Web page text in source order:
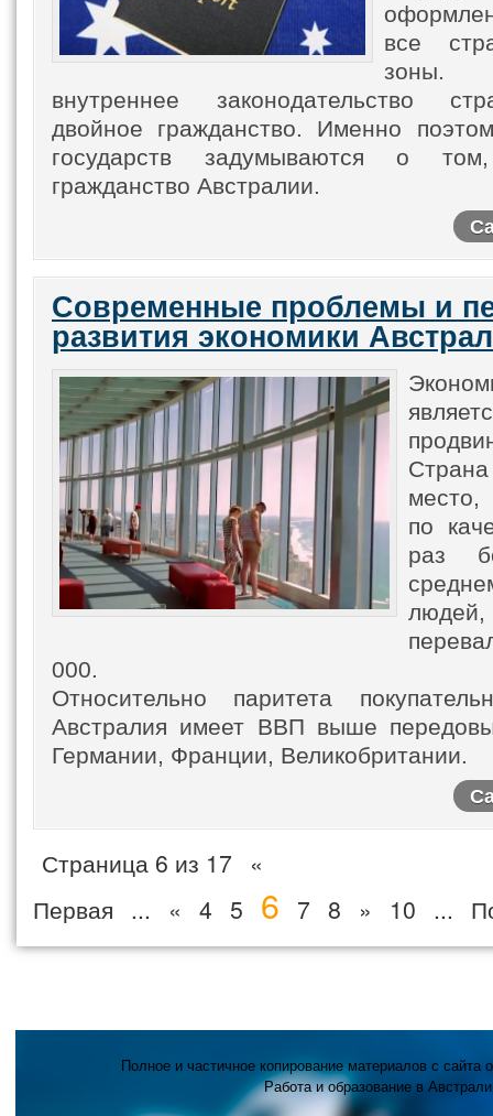
все
зоны.
внутреннее законодательство
двойное гражданство. Именно
государств задумываются о
гражданство Австралии.
Современные проблемы и
развития экономики
место,
по
раз
людей,
000.
Относительно паритета
Австралия имеет ВВП выше
Германии, Франции, Великобритании.
Страница 6 из 17
«
Первая ... « 4 5 6 7 8 » 10 ...
Полное и частичное копирование материалов с сайта
Работа и образование в